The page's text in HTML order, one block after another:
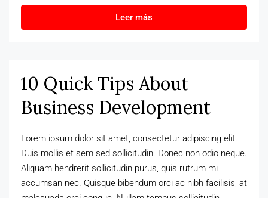
Leer más
10 Quick Tips About
Business Development
Lorem ipsum dolor sit amet, consectetur adipiscing elit.
Duis mollis et sem sed sollicitudin. Donec non odio neque.
Aliquam hendrerit sollicitudin purus, quis rutrum mi
accumsan nec. Quisque bibendum orci ac nibh facilisis, at